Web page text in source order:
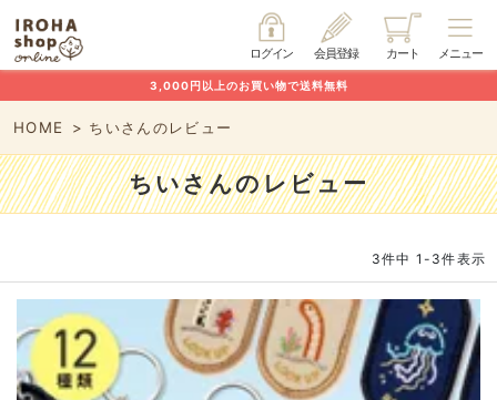
メニュー
カート
会員登録
ログイン
3,000円以上のお買い物で送料無料
HOME ちいさんのレビュー
ちいさんのレビュー
3件中 1 - 3件表示